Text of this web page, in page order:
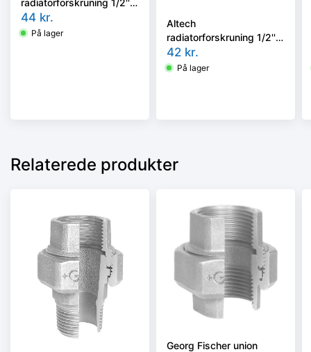
vinkel
44 kr.
På lager
Altech
radiatorforskruning 1/2'',
lige
42 kr.
På lager
Relaterede produkter
Georg Fischer union